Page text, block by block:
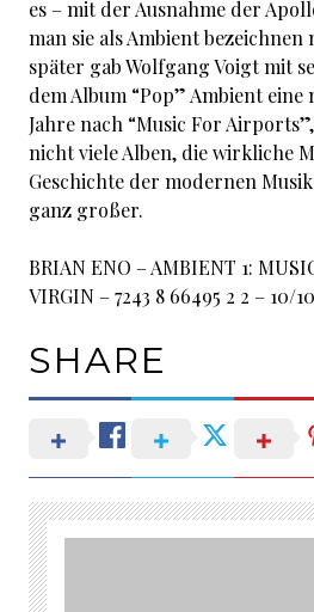
es – mit der Ausnahme der
man sie als Ambient
später gab Wolfgang Voigt mit
dem Album “Pop” Ambient eine
Jahre nach “Music For
nicht viele Alben, die wirkliche
Geschichte der modernen
ganz großer.
BRIAN ENO – AMBIENT 1:
VIRGIN – 7243 8 66495 2 2 – 10/10
SHARE